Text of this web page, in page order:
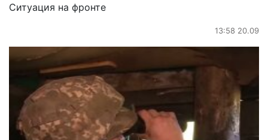
Ситуация на фронте
13:58 20.09